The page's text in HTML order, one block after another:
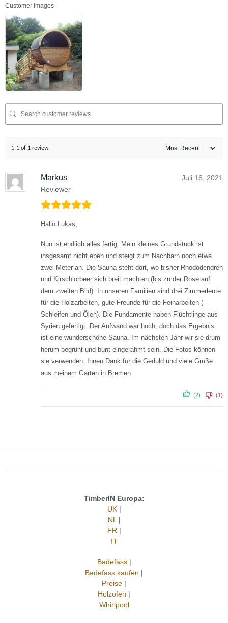
Customer Images
1-1 of 1 review
Markus
Reviewer
Juli 16, 2021
Hallo Lukas,
Nun ist endlich alles fertig. Mein kleines Grundstück ist
insgesamt nicht eben und steigt zum Nachbarn noch etwa
zwei Meter an. Die Sauna steht dort, wo bisher Rhododendren
und Kirschlorbeer sich breit machten (bis zu der Rose auf
dem zweiten Bild). In unseren Familien sind drei Zimmerleute
für die Holzarbeiten, gute Freunde für die Feinarbeiten (
Schleifen und Ölen). Die Fundamente haben Flüchtlinge aus
Syrien gefertigt. Der Aufwand war hoch, doch das Ergebnis
ist eine wunderschöne Sauna. Im nächsten Jahr wir sie drum
herum begrünt und bunt eingerahmt sein. Die Fotos können
sie verwenden. Ihnen Dank für die Geduld und viele Grüße
aus meinem Garten in Bremen
(2) (1)
TimberIN Europa:
UK|
NL |
FR |
IT
Badefass|
Badefass kaufen |
Preise |
Holzofen |
Whirlpool